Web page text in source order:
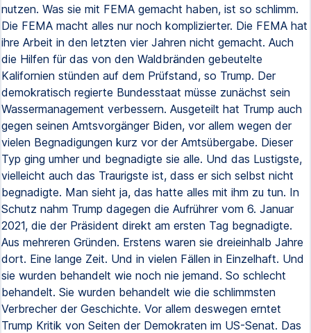
nutzen. Was sie mit FEMA gemacht haben, ist so schlimm.
Die FEMA macht alles nur noch komplizierter. Die FEMA hat
ihre Arbeit in den letzten vier Jahren nicht gemacht. Auch
die Hilfen für das von den Waldbränden gebeutelte
Kalifornien stünden auf dem Prüfstand, so Trump. Der
demokratisch regierte Bundesstaat müsse zunächst sein
Wassermanagement verbessern. Ausgeteilt hat Trump auch
gegen seinen Amtsvorgänger Biden, vor allem wegen der
vielen Begnadigungen kurz vor der Amtsübergabe. Dieser
Typ ging umher und begnadigte sie alle. Und das Lustigste,
vielleicht auch das Traurigste ist, dass er sich selbst nicht
begnadigte. Man sieht ja, das hatte alles mit ihm zu tun. In
Schutz nahm Trump dagegen die Aufrührer vom 6. Januar
2021, die der Präsident direkt am ersten Tag begnadigte.
Aus mehreren Gründen. Erstens waren sie dreieinhalb Jahre
dort. Eine lange Zeit. Und in vielen Fällen in Einzelhaft. Und
sie wurden behandelt wie noch nie jemand. So schlecht
behandelt. Sie wurden behandelt wie die schlimmsten
Verbrecher der Geschichte. Vor allem deswegen erntet
Trump Kritik von Seiten der Demokraten im US-Senat. Das